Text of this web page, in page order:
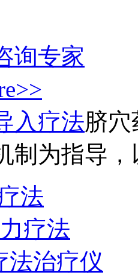
询专家
入疗法脐
制为指导，
法
疗法
法治疗仪